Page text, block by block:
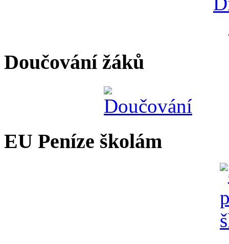
Doučování žáků
EU Peníze školám